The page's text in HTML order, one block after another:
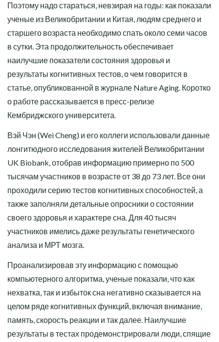
Поэтому надо стараться, невзирая на годы: как показали
ученые из Великобритании и Китая, людям среднего и
старшего возраста необходимо спать около семи часов
в сутки. Эта продолжительность обеспечивает
наилучшие показатели состояния здоровья и
результаты когнитивных тестов, о чем говорится в
статье, опубликованной в журнале Nature Aging. Коротко
о работе рассказывается в пресс-релизе
Кембриджского университета.
Вэй Чэн (Wei Cheng) и его коллеги использовали данные
лонгитюдного исследования жителей Великобритании
UK Biobank, отобрав информацию примерно по 500
тысячам участников в возрасте от 38 до 73 лет. Все они
проходили серию тестов когнитивных способностей, а
также заполняли детальные опросники о состоянии
своего здоровья и характере сна. Для 40 тысяч
участников имелись даже результаты генетического
анализа и МРТ мозга.
Проанализировав эту информацию с помощью
компьютерного алгоритма, ученые показали, что как
нехватка, так и избыток сна негативно сказывается на
целом ряде когнитивных функций, включая внимание,
память, скорость реакции и так далее. Наилучшие
результаты в тестах продемонстрировали люди, спящие